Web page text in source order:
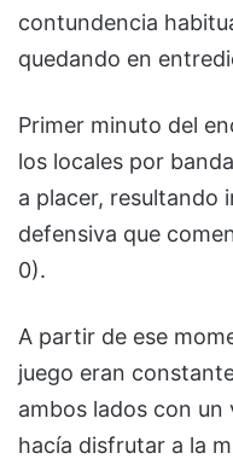
contundencia
quedando en
Primer minuto del
los locales por
a placer, resultando
defensiva que
0).
A partir de ese
juego eran
ambos lados con
hacía disfrutar a la